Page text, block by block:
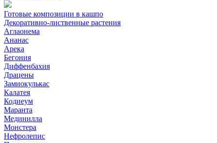
Готовые композиции в кашпо
Декоративно-лиственные растения
Аглаонема
Ананас
Арека
Бегония
Диффенбахия
Драцены
Замиокулькас
Калатея
Кодиеум
Маранта
Мединилла
Монстера
Нефролепис